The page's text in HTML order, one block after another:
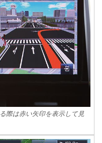
際は赤い矢印を表示して見